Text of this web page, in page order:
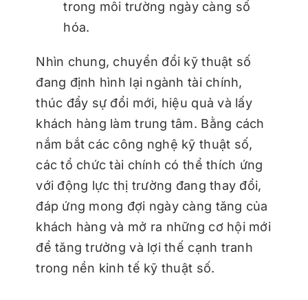
trong môi trường ngày càng số
hóa.
Nhìn chung, chuyển đổi kỹ thuật số
đang định hình lại ngành tài chính,
thúc đẩy sự đổi mới, hiệu quả và lấy
khách hàng làm trung tâm. Bằng cách
nắm bắt các công nghệ kỹ thuật số,
các tổ chức tài chính có thể thích ứng
với động lực thị trường đang thay đổi,
đáp ứng mong đợi ngày càng tăng của
khách hàng và mở ra những cơ hội mới
để tăng trưởng và lợi thế cạnh tranh
trong nền kinh tế kỹ thuật số.